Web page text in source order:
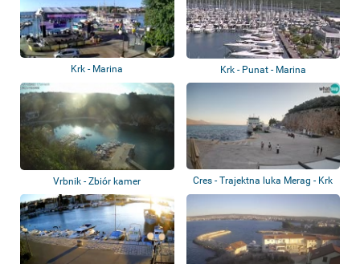
Krk - Marina Krk - Punat - Marina
Vrbnik - Zbiór kamer Cres - Trajektna luka Merag - Krk